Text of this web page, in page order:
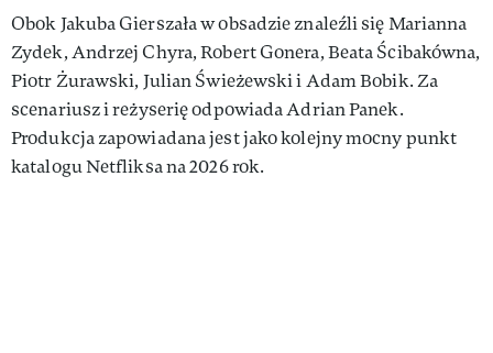
Obok Jakuba Gierszała w obsadzie znaleźli się Marianna
Zydek, Andrzej Chyra, Robert Gonera, Beata Ścibakówna,
Piotr Żurawski, Julian Świeżewski i Adam Bobik. Za
scenariusz i reżyserię odpowiada Adrian Panek.
Produkcja zapowiadana jest jako kolejny mocny punkt
katalogu Netfliksa na 2026 rok.